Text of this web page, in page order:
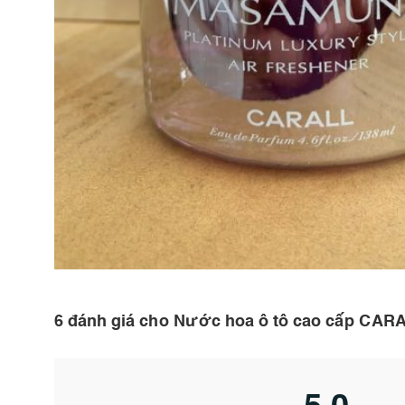
6 đánh giá cho Nước hoa ô tô cao cấp